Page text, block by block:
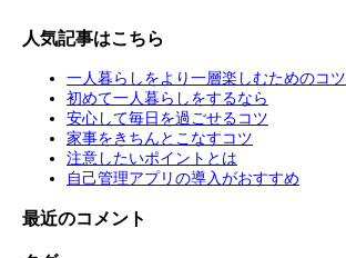
人気記事はこちら
一人暮らしをより一層楽しむためのコツ
初めて一人暮らしをするなら
安心して毎日を過ごせるコツ
家事をきちんとこなすコツ
注意したいポイントとは
自己管理アプリの導入がおすすめ
最近のコメント